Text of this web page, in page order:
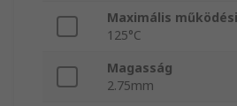
Maximális
125°C
Magasság
2.75mm